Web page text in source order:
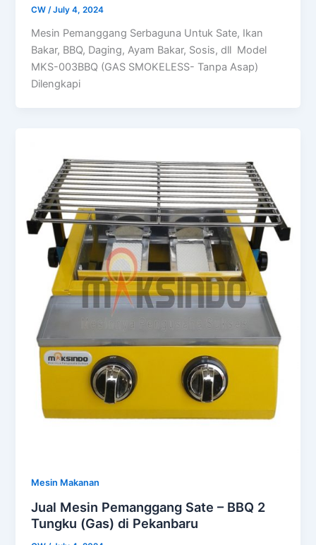
CW/July 4, 2024
Mesin Pemanggang Serbaguna Untuk Sate, Ikan
Bakar, BBQ, Daging, Ayam Bakar, Sosis, dll Model
MKS-003BBQ (GAS SMOKELESS- Tanpa Asap)
Dilengkapi
Mesin Makanan
Jual Mesin Pemanggang Sate – BBQ 2
Tungku (Gas) di Pekanbaru